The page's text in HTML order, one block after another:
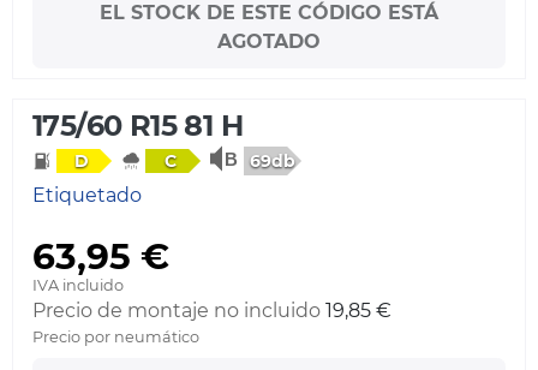
EL STOCK DE ESTE CÓDIGO ESTÁ
AGOTADO
175/60 R15 81 H
D C 69db
Etiquetado
63,95 €
IVA incluido
Precio de montaje no incluido 19,85 €
Precio por neumático